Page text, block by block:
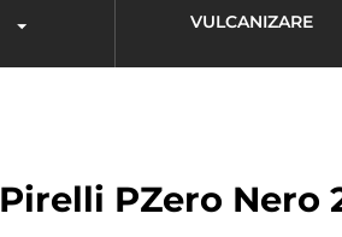
VULCANIZARE
Pirelli PZero Nero